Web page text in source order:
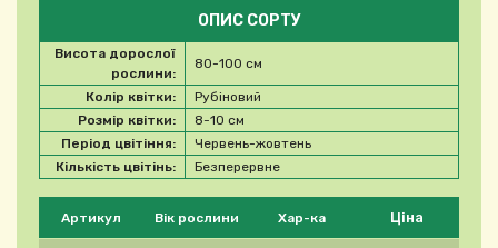
Будь ласка, виберіть продукт
Артикул Вік рослини Хар-ка Ціна
ОПИС СОРТУ
Висота дорослої
рослини:
80-100 см
Колір квітки:
Рубіновий
Розмір квітки:
8-10 см
Період цвітіння:
Червень-жовтень
Кількість цвітінь:
Безперервне